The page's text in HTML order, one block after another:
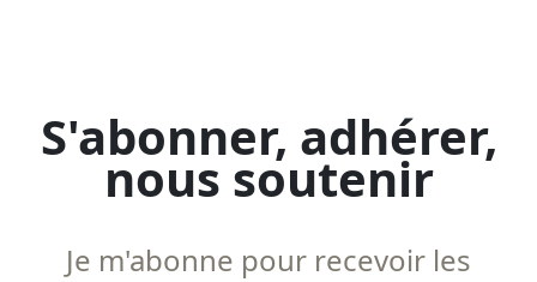
S'abonner, adhérer,
nous soutenir
Je m'abonne pour recevoir les